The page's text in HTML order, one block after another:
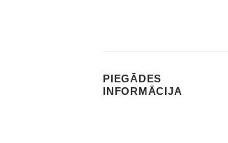
PIEGĀDES
INFORMĀCIJA